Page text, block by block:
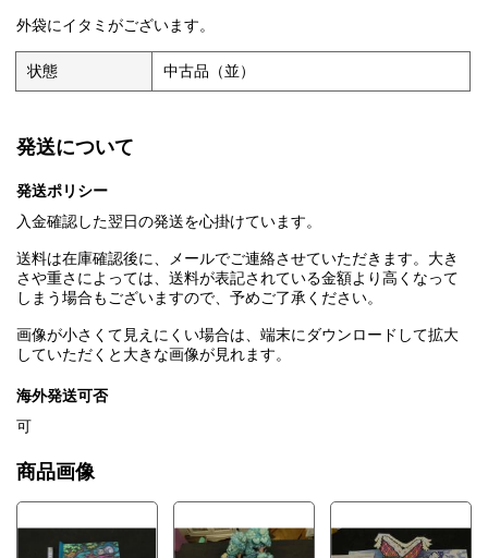
外袋にイタミがございます。
状態 中古品（並）
発送について
発送ポリシー
入金確認した翌日の発送を心掛けています。
送料は在庫確認後に、メールでご連絡させていただきます。大き
さや重さによっては、送料が表記されている金額より高くなって
しまう場合もございますので、予めご了承ください。
画像が小さくて見えにくい場合は、端末にダウンロードして拡大
していただくと大きな画像が見れます。
海外発送可否
可
商品画像